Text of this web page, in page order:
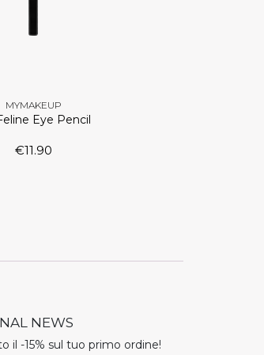
MYMAKEUP
Eye Pencil
€11.90
NEWS
il -15% sul tuo primo ordine!